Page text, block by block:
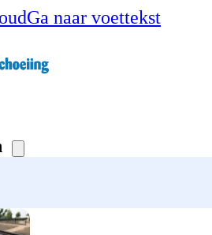
Ga naar voettekst